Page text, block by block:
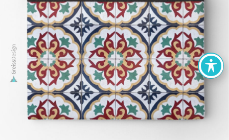
הצהרת נגישות אתרים מומלצים מפת אתר
צור קשר
קישורים של גרייס דיזיין
כל הזכויות שמורות © גרייס דיזיין - מיתוג, עיצוב לדיגיטל ולפרינט, קורס
גרפיקה